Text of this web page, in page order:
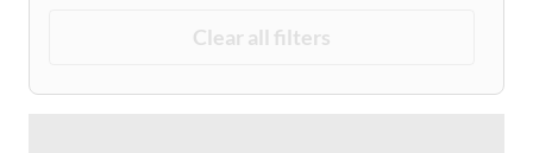
Clear all filters